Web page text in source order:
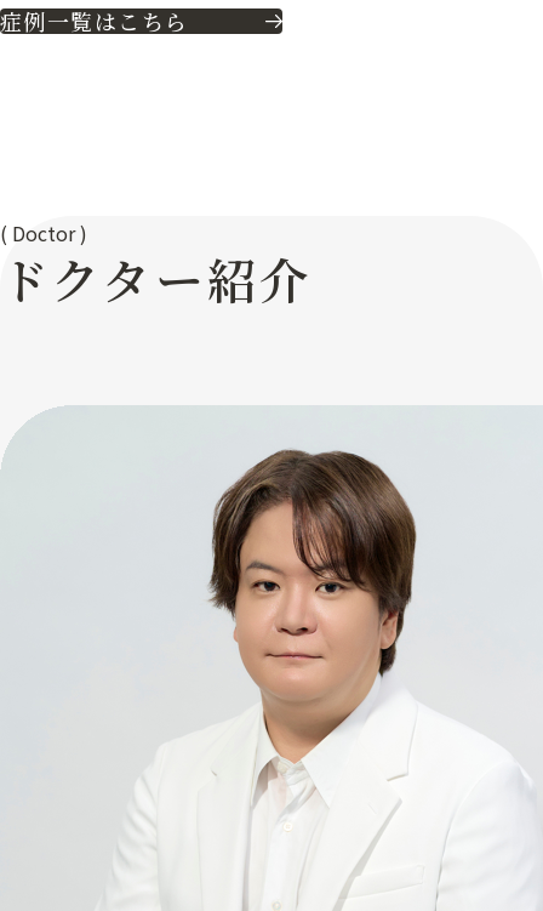
症例一覧はこちら
( Doctor)
ドクター紹介